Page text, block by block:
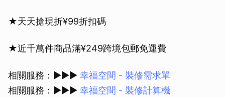
★️天天搶現折¥99折扣碼
★️️近千萬件商品滿¥249跨境包郵免運費
相關服務：►►► 幸福空間 - 裝修需求單
相關服務：►►► 幸福空間 - 裝修計算機